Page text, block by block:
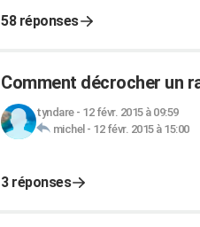
58 réponses
Comment décrocher un
tyndare- 12 févr. 2015 à 09:59
michel- 12 févr. 2015 à 15:00
3 réponses